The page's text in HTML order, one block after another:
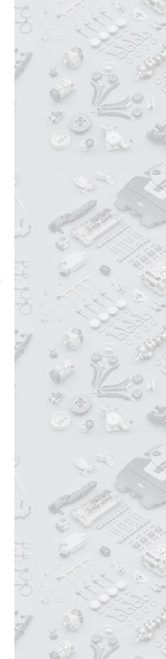
ВТУЛКИ
35*39*59
681
Добавить в